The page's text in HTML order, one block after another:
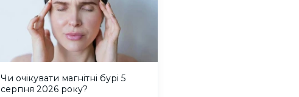
Чи очікувати магнітні бурі 5
серпня 2026 року?